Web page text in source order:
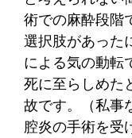
術での麻酔段階
選択肢があった
による気の動転
死に至らしめた
故です。（私事
腔炎の手術を受